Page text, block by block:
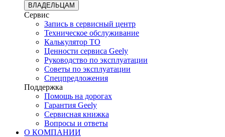
ВЛАДЕЛЬЦАМ
Сервис
Запись в сервисный центр
Техническое обслуживание
Калькулятор ТО
Ценности сервиса Geely
Руководство по эксплуатации
Советы по эксплуатации
Спецпредложения
Поддержка
Помощь на дорогах
Гарантия Geely
Сервисная книжка
Вопросы и ответы
О КОМПАНИИ